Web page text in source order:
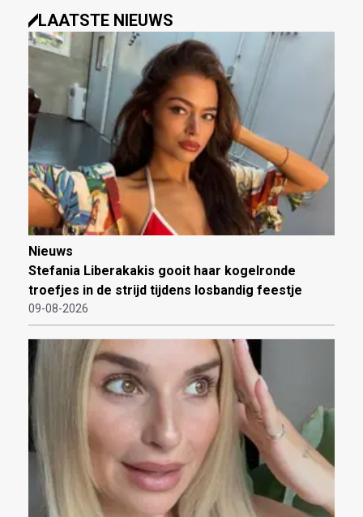
LAATSTE NIEUWS
Nieuws
Stefania Liberakakis gooit haar kogelronde
troefjes in de strijd tijdens losbandig feestje
09-08-2026